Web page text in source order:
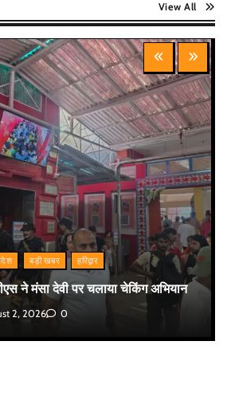
View All
बड़ी खबर हरिद्वार
ने मंसा देवी पर चलाया चेकिंग अभियान
2, 2026 0